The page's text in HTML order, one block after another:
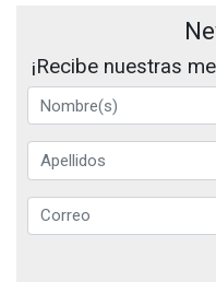
¡Recibe nuestras